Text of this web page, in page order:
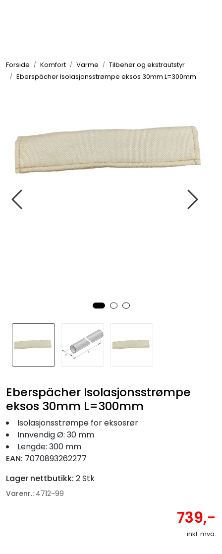
Forside Komfort Varme
Tilbehør og ekstrautstyr
Eberspächer Isolasjonsstrømpe eksos 30mm L=300mm
Eberspächer Isolasjonsstrømpe
eksos 30mm L=300mm
Isolasjonsstrømpe for eksosrør
Innvendig Ø: 30 mm
Lengde: 300 mm
EAN: 7070893262277
Lager nettbutikk: 2 Stk
Varenr.: 4712-99
739,-
inkl. mva.
Elektrisk
Komfort
VVS
Nyheter